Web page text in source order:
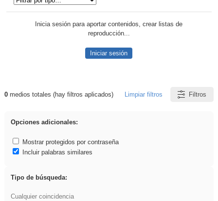
Inicia sesión para aportar contenidos, crear listas de
reproducción...
Iniciar sesión
Resultados de: ritmo
0medios totales (hay filtros aplicados) Limpiar filtros Filtros
Opciones adicionales:
Mostrar protegidos por contraseña
Incluir palabras similares
Tipo de búsqueda:
Cualquier coincidencia